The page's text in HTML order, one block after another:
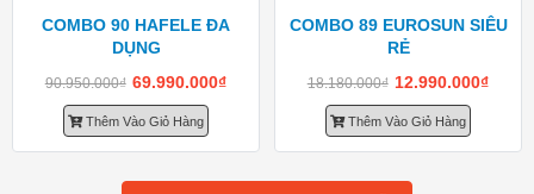
COMBO 90 HAFELE ĐA
DỤNG
90.950.000₫ 69.990.000₫
Thêm Vào Giỏ Hàng
COMBO 89 EUROSUN SIÊU
RẺ
18.180.000₫ 12.990.000₫
Thêm Vào Giỏ Hàng